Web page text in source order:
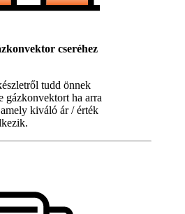
cseréhez
tudd önnek
gázkonvektort ha arra
kiváló ár / érték